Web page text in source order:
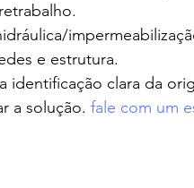
e estrutura.
identificação clara da
a solução. fale com um